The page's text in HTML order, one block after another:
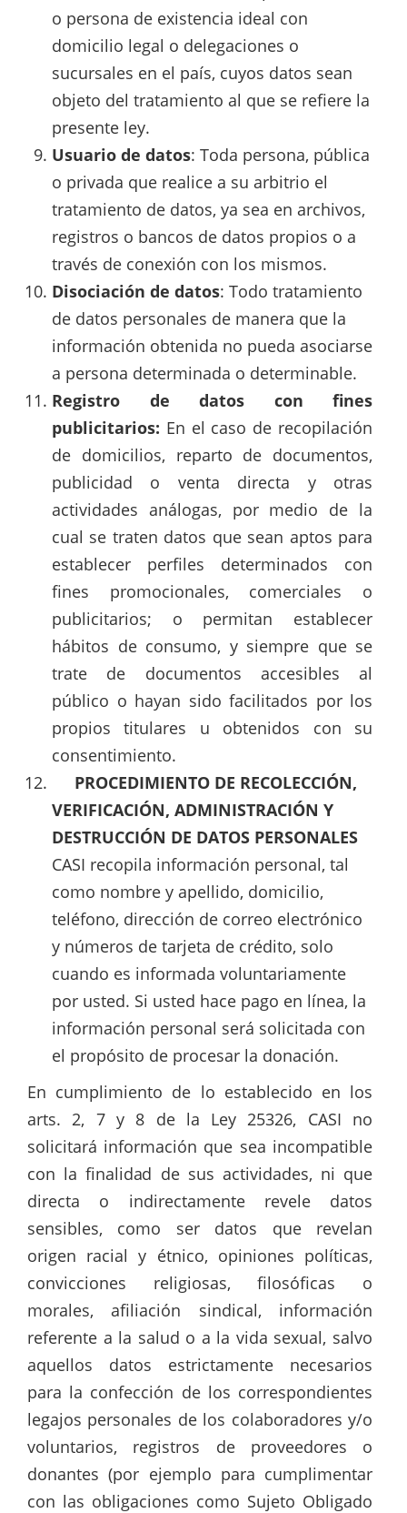
o persona de existencia ideal con
domicilio legal o delegaciones o
sucursales en el país, cuyos datos sean
objeto del tratamiento al que se refiere la
presente ley.
Usuario de datos: Toda persona, pública
o privada que realice a su arbitrio el
tratamiento de datos, ya sea en archivos,
registros o bancos de datos propios o a
través de conexión con los mismos.
Disociación de datos: Todo tratamiento
de datos personales de manera que la
información obtenida no pueda asociarse
a persona determinada o determinable.
Registro de datos con fines
publicitarios: En el caso de recopilación
de domicilios, reparto de documentos,
publicidad o venta directa y otras
actividades análogas, por medio de la
cual se traten datos que sean aptos para
establecer perfiles determinados con
fines promocionales, comerciales o
publicitarios; o permitan establecer
hábitos de consumo, y siempre que se
trate de documentos accesibles al
público o hayan sido facilitados por los
propios titulares u obtenidos con su
consentimiento.
PROCEDIMIENTO DE RECOLECCIÓN,
VERIFICACIÓN, ADMINISTRACIÓN Y
DESTRUCCIÓN DE DATOS PERSONALES
CASI recopila información personal, tal
como nombre y apellido, domicilio,
teléfono, dirección de correo electrónico
y números de tarjeta de crédito, solo
cuando es informada voluntariamente
por usted. Si usted hace pago en línea, la
información personal será solicitada con
el propósito de procesar la donación.
En cumplimiento de lo establecido en los
arts. 2, 7 y 8 de la Ley 25326, CASI no
solicitará información que sea incompatible
con la finalidad de sus actividades, ni que
directa o indirectamente revele datos
sensibles, como ser datos que revelan
origen racial y étnico, opiniones políticas,
convicciones religiosas, filosóficas o
morales, afiliación sindical, información
referente a la salud o a la vida sexual, salvo
aquellos datos estrictamente necesarios
para la confección de los correspondientes
legajos personales de los colaboradores y/o
voluntarios, registros de proveedores o
donantes (por ejemplo para cumplimentar
con las obligaciones como Sujeto Obligado